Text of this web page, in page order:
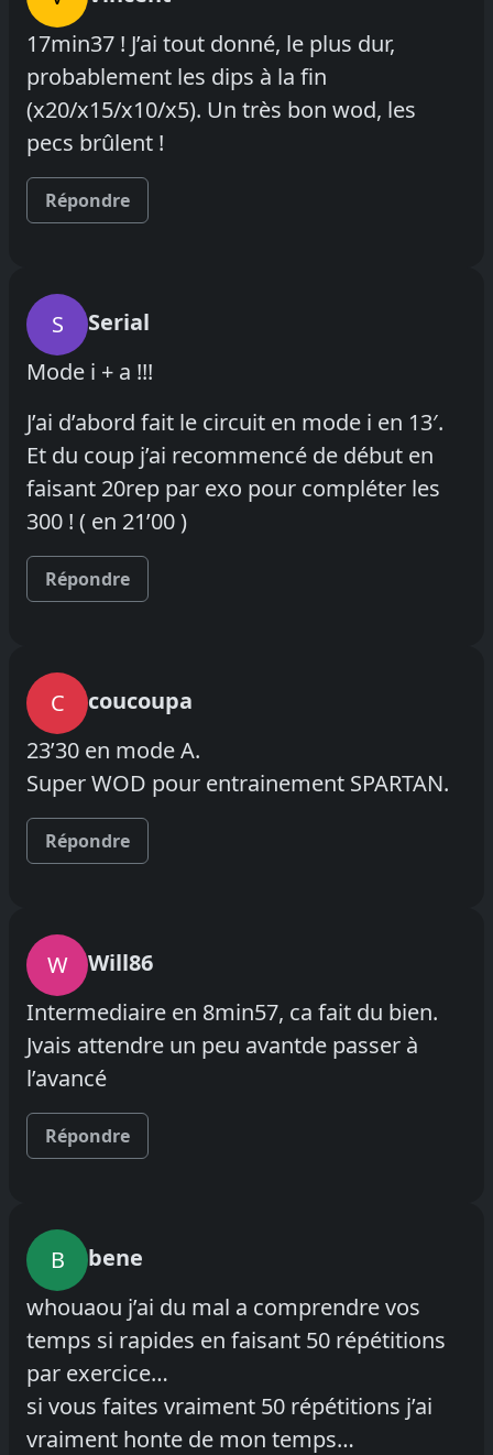
17min37 ! J’ai tout donné, le plus dur,
probablement les dips à la fin
(x20/x15/x10/x5). Un très bon wod, les
pecs brûlent !
Répondre
S
Serial
Mode i + a !!!
J’ai d’abord fait le circuit en mode i en 13′.
Et du coup j’ai recommencé de début en
faisant 20rep par exo pour compléter les
300 ! ( en 21’00 )
Répondre
C
coucoupa
23’30 en mode A.
Super WOD pour entrainement SPARTAN.
Répondre
W
Will86
Intermediaire en 8min57, ca fait du bien.
Jvais attendre un peu avantde passer à
l’avancé
Répondre
B
bene
whouaou j’ai du mal a comprendre vos
temps si rapides en faisant 50 répétitions
par exercice…
si vous faites vraiment 50 répétitions j’ai
vraiment honte de mon temps…